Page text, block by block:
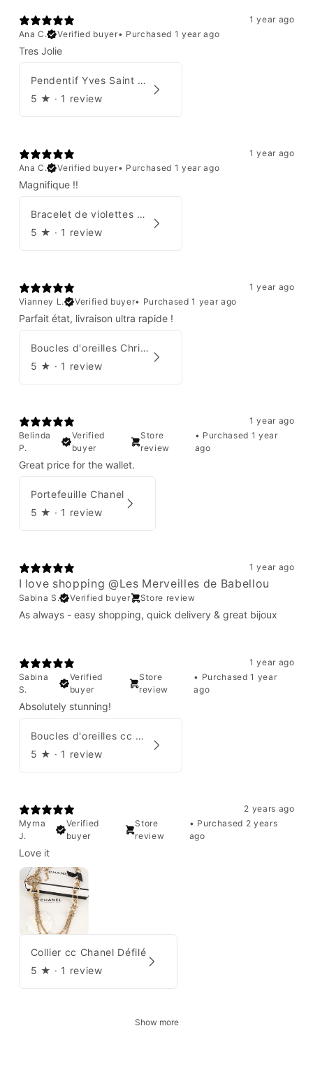
1 year ago
Ana C.
Verified buyer• Purchased 1 year ago
Tres Jolie
Pendentif Yves Saint Laurent
5 ★ · 1 review
1 year ago
Ana C.
Verified buyer• Purchased 1 year ago
Magnifique !!
Bracelet de violettes Augustine
5 ★ · 1 review
1 year ago
Vianney L.
Verified buyer• Purchased 1 year ago
Parfait état, livraison ultra rapide !
Boucles d'oreilles Christian Dior
5 ★ · 1 review
1 year ago
Belinda
P.
Verified
buyer
Store
review
• Purchased 1 year
ago
Great price for the wallet.
Portefeuille Chanel
5 ★ · 1 review
1 year ago
I love shopping @Les Merveilles de Babellou
Sabina S. Verified buyer Store review
As always - easy shopping, quick delivery & great bijoux
1 year ago
Sabina
S.
Verified
buyer
Store
review
• Purchased 1 year
ago
Absolutely stunning!
Boucles d'oreilles cc Chanel
5 ★ · 1 review
2 years ago
Myrna
J.
Verified
buyer
Store
review
• Purchased 2 years
ago
Love it
Collier cc Chanel Défilé
5 ★ · 1 review
Show more